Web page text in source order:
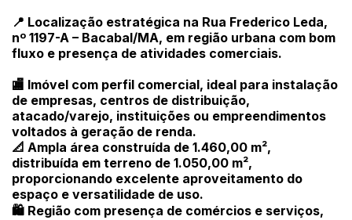
📍 Localização estratégica na Rua Frederico Leda,
nº 1197-A – Bacabal/MA, em região urbana com bom
fluxo e presença de atividades comerciais.
🏬 Imóvel com perfil comercial, ideal para instalação
de empresas, centros de distribuição,
atacado/varejo, instituições ou empreendimentos
voltados à geração de renda.
📐 Ampla área construída de 1.460,00 m²,
distribuída em terreno de 1.050,00 m²,
proporcionando excelente aproveitamento do
espaço e versatilidade de uso.
🛍 Região com presença de comércios e serviços,